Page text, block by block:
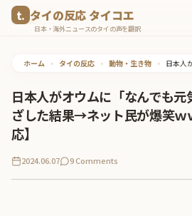
タイの反応 タイコエ
日本・海外ニュースのタイの声を翻訳
ホーム • タイの反応 • 動物・生き物 •
日本人がオウムに「なんでも
ざした結果→ネット民が爆笑ｗ
応】
2024.06.07 9 Comments